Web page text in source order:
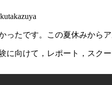
ったです。この夏休みから
に向けて，レポート，スク